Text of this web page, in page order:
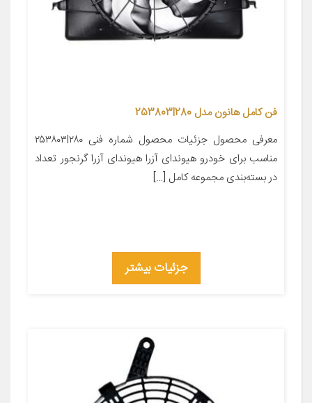
فن کامل هانون مدل 253803l280
معرفی محصول جزئیات محصول شماره فنی ۲۵۳۸۰۳l۲۸۰
مناسب برای خودرو هیوندای آزرا هیوندای آزرا گرنجور تعداد
در بسته‌بندی مجموعه کامل […]
جزئیات بیشتر